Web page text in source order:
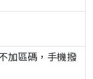
加區碼，手機撥